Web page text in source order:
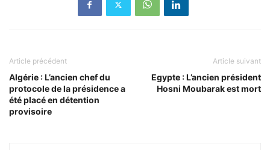
Article précédent
Algérie : L’ancien chef du
protocole de la présidence a
été placé en détention
provisoire
Article suivant
Egypte : L’ancien président
Hosni Moubarak est mort